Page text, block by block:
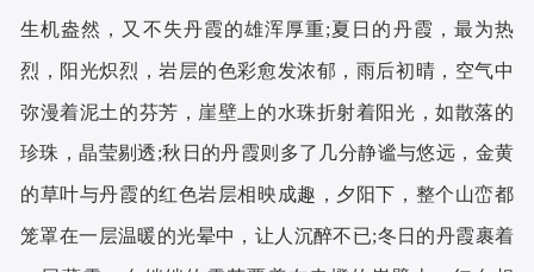
生机盎然，又不失丹霞的雄浑厚重;夏日的丹霞，最为热
烈，阳光炽烈，岩层的色彩愈发浓郁，雨后初晴，空气中
弥漫着泥土的芬芳，崖壁上的水珠折射着阳光，如散落的
珍珠，晶莹剔透;秋日的丹霞则多了几分静谧与悠远，金黄
的草叶与丹霞的红色岩层相映成趣，夕阳下，整个山峦都
笼罩在一层温暖的光晕中，让人沉醉不已;冬日的丹霞裹着